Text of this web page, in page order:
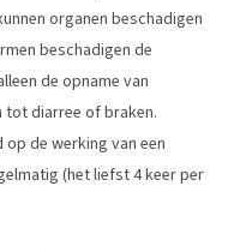
organen beschadigen
beschadigen de
de opname van
tot diarree of braken.
de werking van een
(het liefst 4 keer per